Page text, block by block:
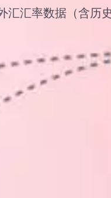
汇率数据（含历